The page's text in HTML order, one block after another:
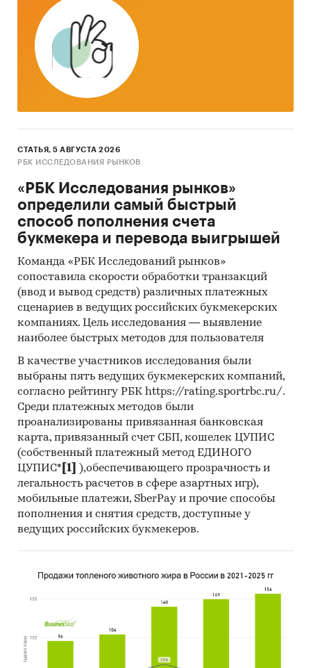
Категории: Потребительские товары
Предметы интерьера
IT и телекоммуникации
Россия
СТАТЬЯ, 5 АВГУСТА 2026
РБК ИССЛЕДОВАНИЯ РЫНКОВ
«РБК Исследования рынков»
определили самый быстрый
способ пополнения счета
букмекера и перевода выигрышей
Команда «РБК Исследований рынков»
сопоставила скорости обработки транзакций
(ввод и вывод средств) различных платежных
сценариев в ведущих российских букмекерских
компаниях. Цель исследования — выявление
наиболее быстрых методов для пользователя
В качестве участников исследования были
выбраны пять ведущих букмекерских компаний,
согласно рейтингу РБК https://rating.sportrbc.ru/.
Среди платежных методов были
проанализированы привязанная банковская
карта, привязанный счет СБП, кошелек ЦУПИС
(собственный платежный метод ЕДИНОГО
ЦУПИС* [1]
),обеспечивающего прозрачность и
легальность расчетов в сфере азартных игр),
мобильные платежи, SberPay и прочие способы
пополнения и снятия средств, доступные у
ведущих российских букмекеров.